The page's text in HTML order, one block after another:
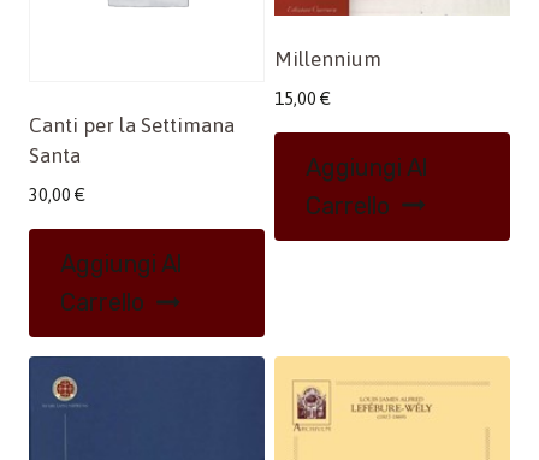
Canti per la Settimana
Santa
30,00 €
Aggiungi Al
Carrello
Millennium
15,00 €
Aggiungi Al
Carrello